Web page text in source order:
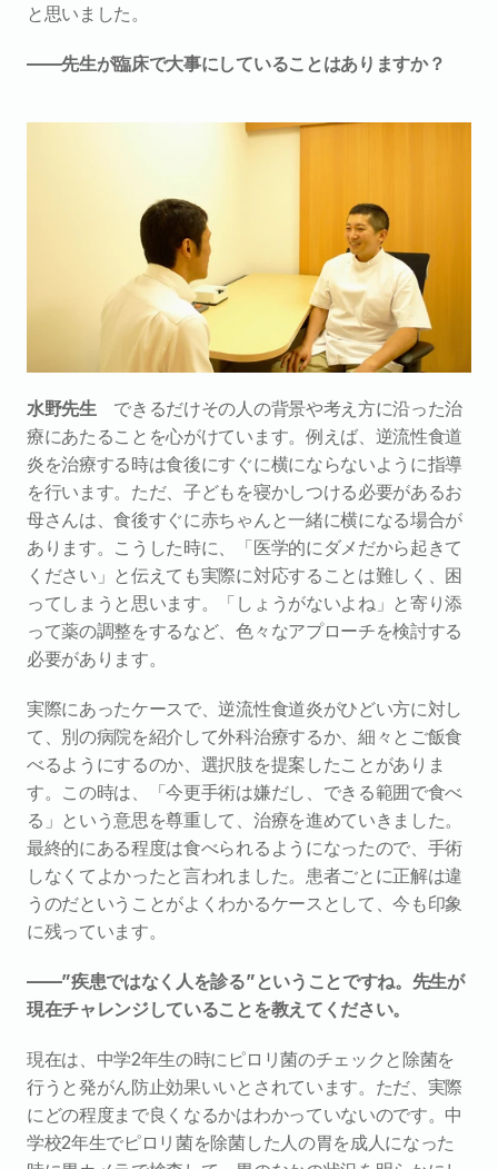
と思いました。
――先生が臨床で大事にしていることはありますか？
水野先生 できるだけその人の背景や考え方に沿った治
療にあたることを心がけています。例えば、逆流性食道
炎を治療する時は食後にすぐに横にならないように指導
を行います。ただ、子どもを寝かしつける必要があるお
母さんは、食後すぐに赤ちゃんと一緒に横になる場合が
あります。こうした時に、「医学的にダメだから起きて
ください」と伝えても実際に対応することは難しく、困
ってしまうと思います。「しょうがないよね」と寄り添
って薬の調整をするなど、色々なアプローチを検討する
必要があります。
実際にあったケースで、逆流性食道炎がひどい方に対し
て、別の病院を紹介して外科治療するか、細々とご飯食
べるようにするのか、選択肢を提案したことがありま
す。この時は、「今更手術は嫌だし、できる範囲で食べ
る」という意思を尊重して、治療を進めていきました。
最終的にある程度は食べられるようになったので、手術
しなくてよかったと言われました。患者ごとに正解は違
うのだということがよくわかるケースとして、今も印象
に残っています。
――”疾患ではなく人を診る”ということですね。先生が
現在チャレンジしていることを教えてください。
現在は、中学2年生の時にピロリ菌のチェックと除菌を
行うと発がん防止効果いいとされています。ただ、実際
にどの程度まで良くなるかはわかっていないのです。中
学校2年生でピロリ菌を除菌した人の胃を成人になった